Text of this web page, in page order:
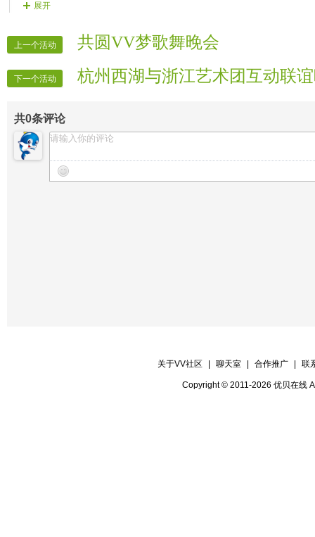
【晚会递麦】 紫梦
【晚会迎宾】 全体管理
【晚会安全】 本色
展开
上一个活动 共圆VV梦歌舞晚会
下一个活动 杭州西湖与浙江艺术团互动联
共0条评论
关于VV社区 聊天室 合作推广 联
Copyright © 2011-2026 优贝在线